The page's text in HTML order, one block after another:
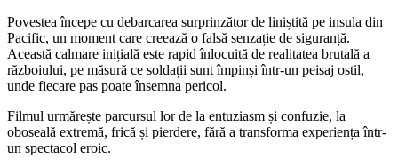
Povestea începe cu debarcarea surprinzător de liniștită pe insula din
Pacific, un moment care creează o falsă senzație de siguranță.
Această calmare inițială este rapid înlocuită de realitatea brutală a
războiului, pe măsură ce soldații sunt împinși într-un peisaj ostil,
unde fiecare pas poate însemna pericol.
Filmul urmărește parcursul lor de la entuziasm și confuzie, la
oboseală extremă, frică și pierdere, fără a transforma experiența într-
un spectacol eroic.